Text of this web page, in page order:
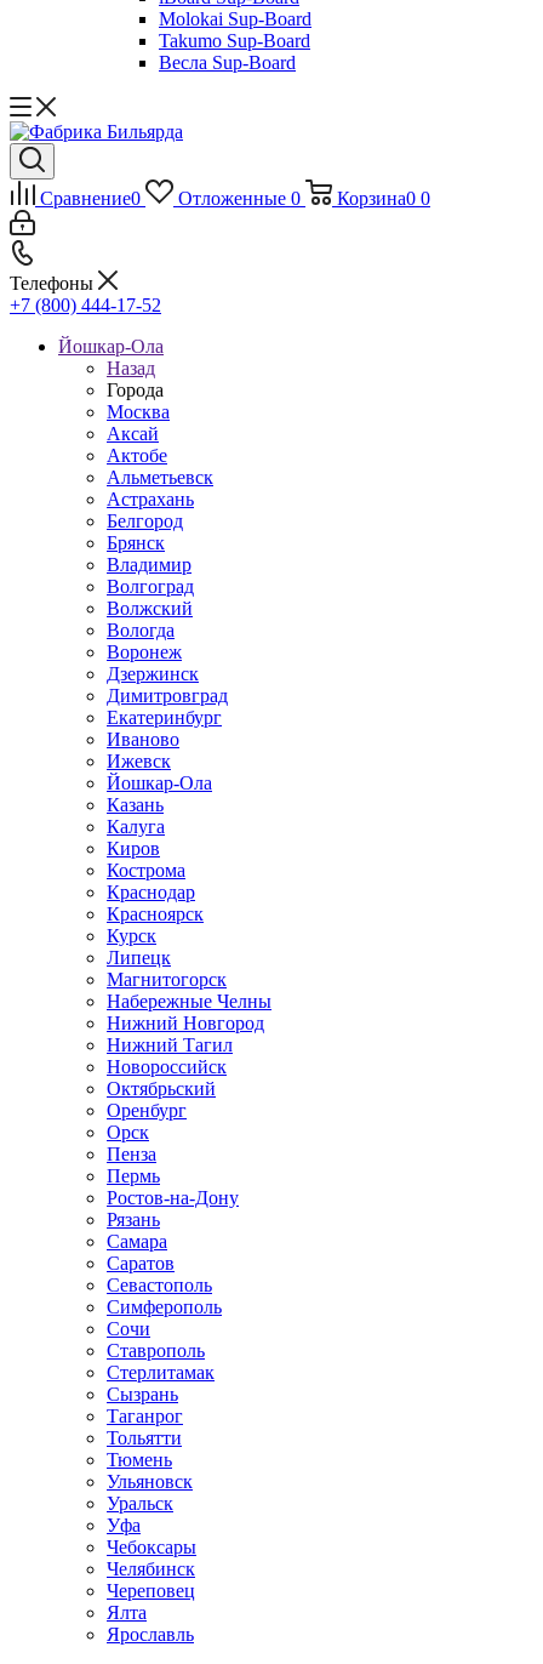
Molokai Sup-Board
Takumo Sup-Board
Весла Sup-Board
Сравнение0 Отложенные 0 Корзина0 0
Телефоны
+7 (800) 444-17-52
Йошкар-Ола
Назад
Города
Москва
Аксай
Актобе
Альметьевск
Астрахань
Белгород
Брянск
Владимир
Волгоград
Волжский
Вологда
Воронеж
Дзержинск
Димитровград
Екатеринбург
Иваново
Ижевск
Йошкар-Ола
Казань
Калуга
Киров
Кострома
Краснодар
Красноярск
Курск
Липецк
Магнитогорск
Набережные Челны
Нижний Новгород
Нижний Тагил
Новороссийск
Октябрьский
Оренбург
Орск
Пенза
Пермь
Ростов-на-Дону
Рязань
Самара
Саратов
Севастополь
Симферополь
Сочи
Ставрополь
Стерлитамак
Сызрань
Таганрог
Тольятти
Тюмень
Ульяновск
Уральск
Уфа
Чебоксары
Челябинск
Череповец
Ялта
Ярославль